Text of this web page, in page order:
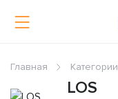
Главная Категории
LOS